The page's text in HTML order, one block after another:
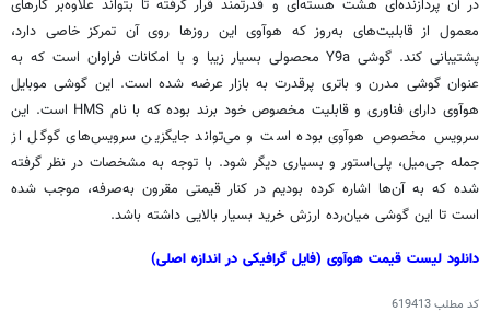
در آن پردازنده‌ای هشت هسته‌ای و قدرتمند قرار گرفته تا بتواند علاوه‌بر کارهای
معمول از قابلیت‌های به‌روز که هوآویاین روزها روی آن تمرکز خاصی دارد،
پشتیبانی کند. گوشی Y9a محصولی بسیار زیبا و با امکانات فراوان است که به
عنوان گوشی مدرن و باتری پرقدرت به بازار عرضه شده است. این گوشی موبایل
هوآوی
دارای فناوری و قابلیت مخصوص خود برند بوده که با نام HMS است. این
سرویس مخصوص هوآویبوده است و می‌تواند جایگزین سرویس‌های گوگل از
جمله جی‌میل، پلی‌استور و بسیاری دیگر شود. با توجه به مشخصات در نظر گرفته
شده که به آن‌ها اشاره کرده بودیم در کنار قیمتی مقرون به‌صرفه، موجب شده
است تا این گوشی میان‌رده ارزش خرید بسیار بالایی داشته باشد.
دانلود لیست قیمت هوآوی (فایل گرافیکی در اندازه اصلی)
کد مطلب619413